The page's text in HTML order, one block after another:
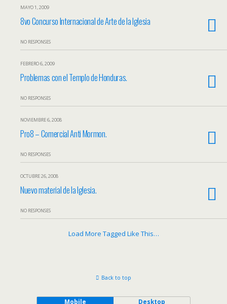
MAYO 1, 2009
8vo Concurso Internacional de Arte de la Iglesia
NO RESPONSES
FEBRERO 6, 2009
Problemas con el Templo de Honduras.
NO RESPONSES
NOVIEMBRE 6, 2008
Pro8 – Comercial Anti Mormon.
NO RESPONSES
OCTUBRE 26, 2008
Nuevo material de la Iglesia.
NO RESPONSES
Load More Tagged Like This…
Back to top
Mobile Desktop